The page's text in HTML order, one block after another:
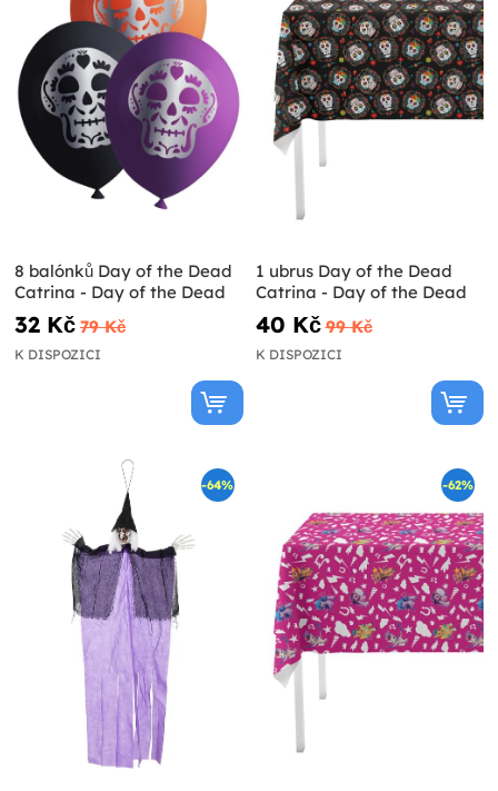
8 balónků Day of the Dead
Catrina - Day of the Dead
32 Kč 79 Kč
K DISPOZICI
1 ubrus Day of the Dead
Catrina - Day of the Dead
40 Kč 99 Kč
K DISPOZICI
-64% -62%